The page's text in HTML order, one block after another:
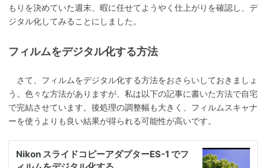
もりを決めていた週末、暇に任せてようやく仕上がりを確認し、デ
ジタル化してみることにしました。
フィルムをデジタル化する方法
さて、フィルムをデジタル化する方法をおさらいしておきましょ
う。色々な方法がありますが、私は以下の記事に書いた方法で自宅
で完結させています。後処理の調整幅も大きく、フィルムスキャナ
ーを使うよりも良い結果が得られる可能性が高いです。